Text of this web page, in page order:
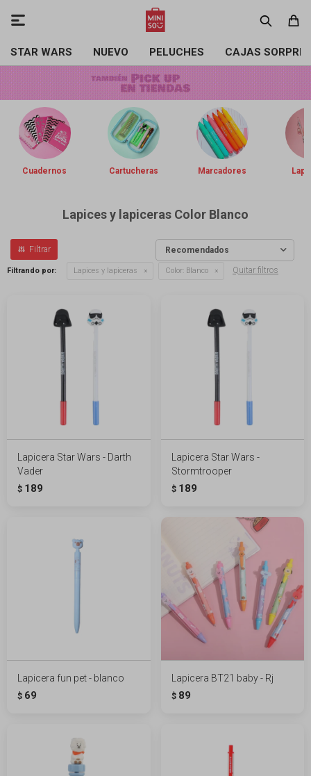
STAR WARS NUEVO PELUCHES CAJAS

Cuadernos Cartucheras Marcadores
Lapices y lapiceras Color Blanco
Recomendados
Filtrando por: Lapices y lapiceras Color: Blanco Quitar filtros
Lapicera Star Wars - Darth
Vader
$ 189
Lapicera Star Wars -
Stormtrooper
$ 189
Lapicera fun pet - blanco
$ 69
Lapicera BT21 baby - Rj
$ 89